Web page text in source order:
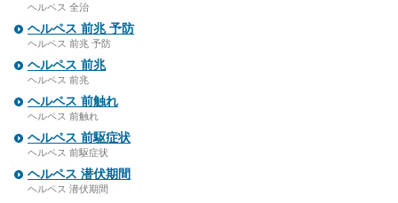
ヘルペス 全治
ヘルペス 前兆 予防
ヘルペス 前兆 予防
ヘルペス 前兆
ヘルペス 前兆
ヘルペス 前触れ
ヘルペス 前触れ
ヘルペス 前駆症状
ヘルペス 前駆症状
ヘルペス 潜伏期間
ヘルペス 潜伏期間